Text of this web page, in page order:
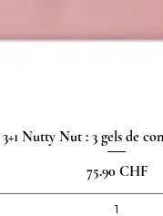
Aperçu rapide
Nutty Nut : 3 gels de
Prix
75.90 CHF